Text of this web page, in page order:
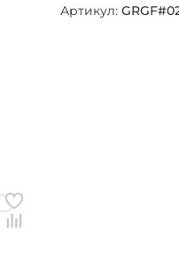
Артикул: